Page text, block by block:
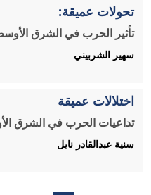
تحولات عميقة:
تأثير الحرب في الشرق
سهير الشربيني
اختلالات عميقة
تداعيات الحرب في الشرق
سنية عبدالقادر نايل